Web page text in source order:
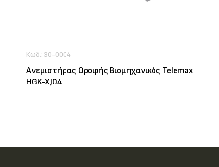
Κωδ.: 30-0004
Ανεμιστήρας Οροφής Βιομηχανικός Telemax
HGK-XJ04